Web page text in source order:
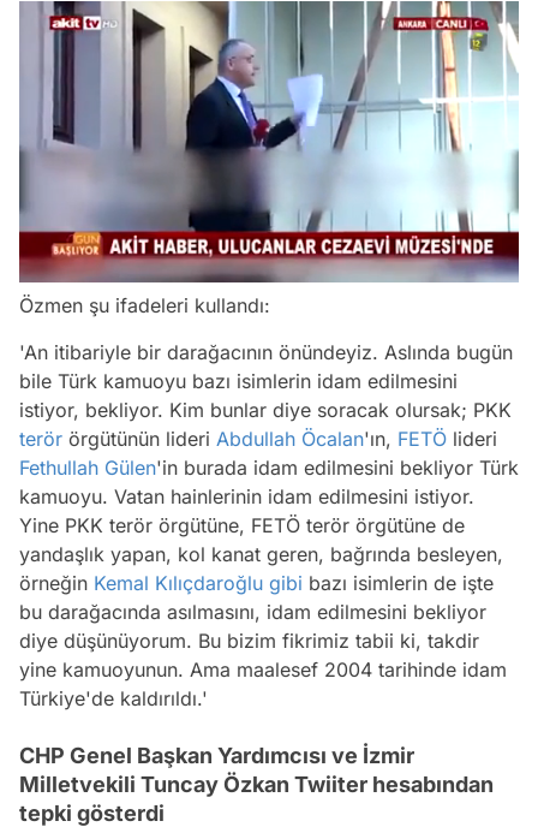
/
Özmen şu ifadeleri kullandı:
'An itibariyle bir darağacının önündeyiz. Aslında bugün
bile Türk kamuoyu bazı isimlerin idam edilmesini
istiyor, bekliyor. Kim bunlar diye soracak olursak; PKK
terör örgütünün lideri Abdullah Öcalan'ın, FETÖ lideri
Fethullah Gülen'in burada idam edilmesini bekliyor Türk
kamuoyu. Vatan hainlerinin idam edilmesini istiyor.
Yine PKK terör örgütüne, FETÖ terör örgütüne de
yandaşlık yapan, kol kanat geren, bağrında besleyen,
örneğin Kemal Kılıçdaroğlu gibi bazı isimlerin de işte
bu darağacında asılmasını, idam edilmesini bekliyor
diye düşünüyorum. Bu bizim fikrimiz tabii ki, takdir
yine kamuoyunun. Ama maalesef 2004 tarihinde idam
Türkiye'de kaldırıldı.'
CHP Genel Başkan Yardımcısı ve İzmir
Milletvekili Tuncay Özkan Twiiter hesabından
tepki gösterdi